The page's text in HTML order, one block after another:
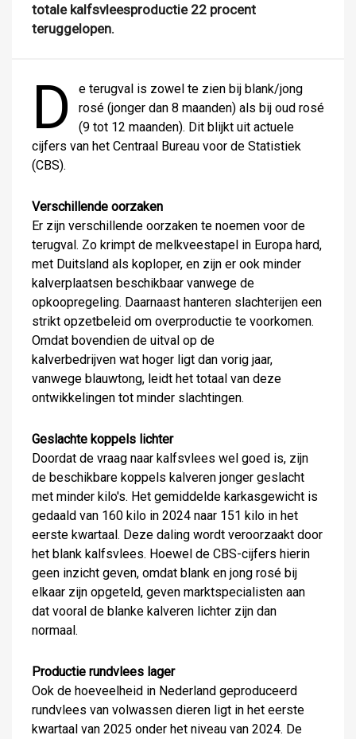
totale kalfsvleesproductie 22 procent
teruggelopen.
D
e terugval is zowel te zien bij blank/jong
rosé (jonger dan 8 maanden) als bij oud rosé
(9 tot 12 maanden). Dit blijkt uit actuele
cijfers van het Centraal Bureau voor de Statistiek
(CBS).
Verschillende oorzaken
Er zijn verschillende oorzaken te noemen voor de
terugval. Zo krimpt de melkveestapel in Europa hard,
met Duitsland als koploper, en zijn er ook minder
kalverplaatsen beschikbaar vanwege de
opkoopregeling. Daarnaast hanteren slachterijen een
strikt opzetbeleid om overproductie te voorkomen.
Omdat bovendien de uitval op de
kalverbedrijven wat hoger ligt dan vorig jaar,
vanwege blauwtong, leidt het totaal van deze
ontwikkelingen tot minder slachtingen.
Geslachte koppels lichter
Doordat de vraag naar kalfsvlees wel goed is, zijn
de beschikbare koppels kalveren jonger geslacht
met minder kilo's. Het gemiddelde karkasgewicht is
gedaald van 160 kilo in 2024 naar 151 kilo in het
eerste kwartaal. Deze daling wordt veroorzaakt door
het blank kalfsvlees. Hoewel de CBS-cijfers hierin
geen inzicht geven, omdat blank en jong rosé bij
elkaar zijn opgeteld, geven marktspecialisten aan
dat vooral de blanke kalveren lichter zijn dan
normaal.
Productie rundvlees lager
Ook de hoeveelheid in Nederland geproduceerd
rundvlees van volwassen dieren ligt in het eerste
kwartaal van 2025 onder het niveau van 2024. De